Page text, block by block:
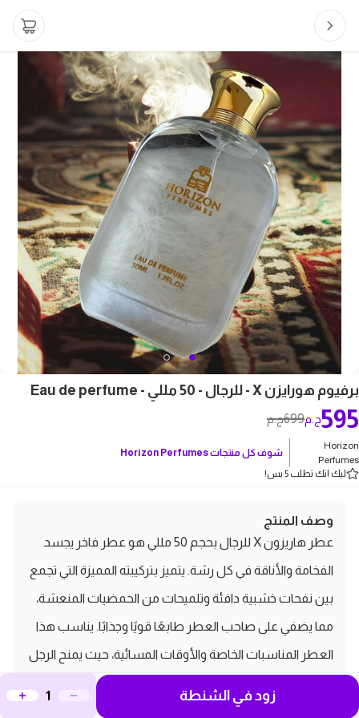
برفيوم هورايزن X - للرجال - 50 مللي - Eau de perfume
699ج.م 595ج.م
Horizon
Perfumes
شوف كل منتجاتHorizon Perfumes
ليك انك تطلب 5 بس!
وصف المنتج
عطر هاريزون X للرجال بحجم 50 مللي هو عطر فاخر يجسد
الفخامة والأناقة في كل رشة. يتميز بتركيبته المميزة التي تجمع
بين نفحات خشبية دافئة وتلميحات من الحمضيات المنعشة،
مما يضفي على صاحب العطر طابعًا قويًا وجذابًا. يناسب هذا
العطر المناسبات الخاصة والأوقات المسائية، حيث يمنح الرجل
شعورًا بالثقة والتميز. يتمتع بثبات طويل يدوم طوال اليوم،
ليظل رائحته العطرة محيطًا بك.
زود في الشنطة